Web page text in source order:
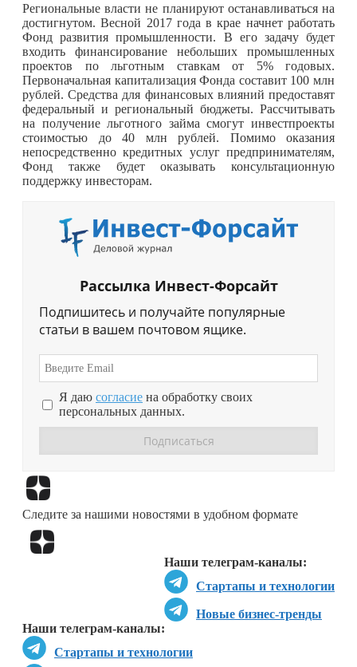
Региональные власти не планируют останавливаться на
достигнутом. Весной 2017 года в крае начнет работать
Фонд развития промышленности. В его задачу будет
входить финансирование небольших промышленных
проектов по льготным ставкам от 5% годовых.
Первоначальная капитализация Фонда составит 100 млн
рублей. Средства для финансовых влияний предоставят
федеральный и региональный бюджеты. Рассчитывать
на получение льготного займа смогут инвестпроекты
стоимостью до 40 млн рублей. Помимо оказания
непосредственно кредитных услуг предпринимателям,
Фонд также будет оказывать консультационную
поддержку инвесторам.
Рассылка Инвест-Форсайт
Подпишитесь и получайте популярные
статьи в вашем почтовом ящике.
Я даю согласие на обработку своих
персональных данных.
Следите за нашими новостями в удобном формате
Наши телеграм-каналы:
Стартапы и технологии
Новые бизнес-тренды
Наши телеграм-каналы:
Стартапы и технологии